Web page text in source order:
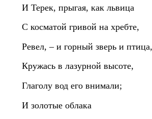
И Терек, прыгая, как львица
С косматой гривой на хребте,
Ревел, – и горный зверь и птица,
Кружась в лазурной высоте,
Глаголу вод его внимали;
И золотые облака